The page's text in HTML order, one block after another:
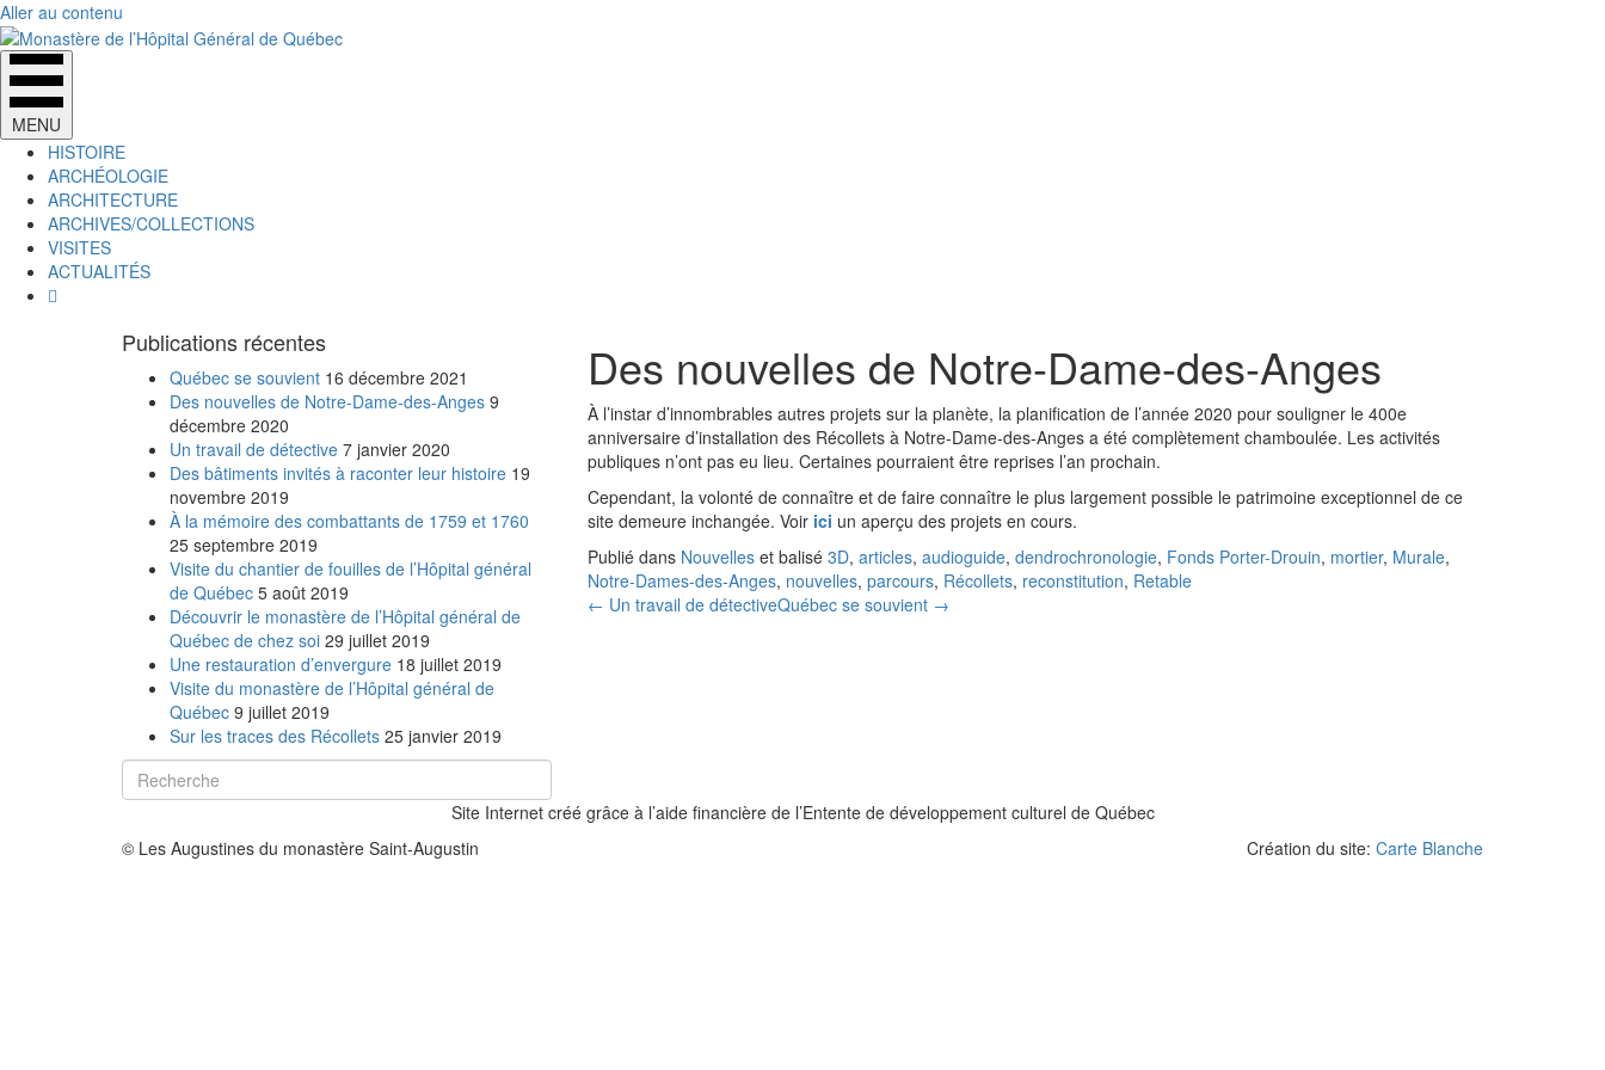
Aller au contenu
MENU
HISTOIRE
ARCHÉOLOGIE
ARCHITECTURE
ARCHIVES/COLLECTIONS
VISITES
ACTUALITÉS
Publications récentes
Québec se souvient 16 décembre 2021
Des nouvelles de Notre-Dame-des-Anges 9
décembre 2020
Un travail de détective 7 janvier 2020
Des bâtiments invités à raconter leur histoire 19
novembre 2019
À la mémoire des combattants de 1759 et 1760
25 septembre 2019
Visite du chantier de fouilles de l’Hôpital général
de Québec 5 août 2019
Découvrir le monastère de l’Hôpital général de
Québec de chez soi 29 juillet 2019
Une restauration d’envergure 18 juillet 2019
Visite du monastère de l’Hôpital général de
Québec 9 juillet 2019
Sur les traces des Récollets 25 janvier 2019
Des nouvelles de Notre-Dame-des-Anges
À l’instar d’innombrables autres projets sur la planète, la planification de l’année 2020 pour souligner le 400e
anniversaire d’installation des Récollets à Notre-Dame-des-Anges a été complètement chamboulée. Les activités
publiques n’ont pas eu lieu. Certaines pourraient être reprises l’an prochain.
Cependant, la volonté de connaître et de faire connaître le plus largement possible le patrimoine exceptionnel de ce
site demeure inchangée. Voir ici un aperçu des projets en cours.
Publié dans Nouvelles et balisé 3D, articles, audioguide, dendrochronologie, Fonds Porter-Drouin, mortier, Murale,
Notre-Dames-des-Anges, nouvelles, parcours, Récollets, reconstitution, Retable
← Un travail de détectiveQuébec se souvient →
Site Internet créé grâce à l’aide financière de l’Entente de développement culturel de Québec
© Les Augustines du monastère Saint-Augustin
Création du site: Carte Blanche